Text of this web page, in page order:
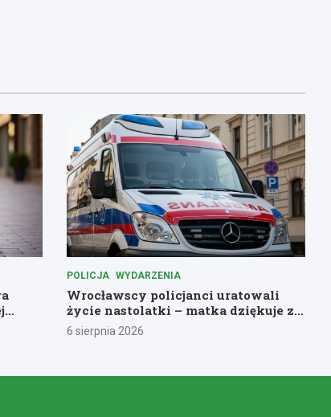
POLICJA WYDARZENIA
Wrocławscy policjanci uratowali
życie nastolatki – matka dziękuje za
pomoc
6 sierpnia 2026